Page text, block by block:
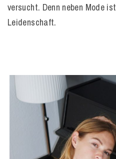
versucht. Denn neben Mode
Leidenschaft.